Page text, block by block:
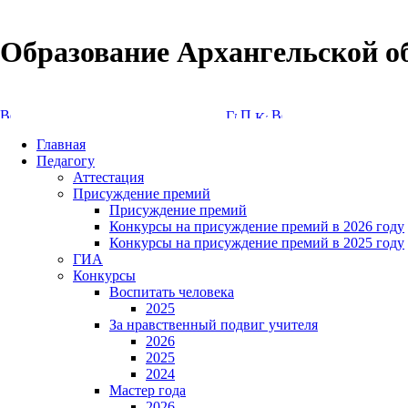
Образование Архангельской
Главная
Педагогу
Аттестация
Присуждение премий
Присуждение премий
Конкурсы на присуждение премий в 2026 году
Конкурсы на присуждение премий в 2025 году
ГИА
Конкурсы
Воспитать человека
2025
За нравственный подвиг учителя
2026
2025
2024
Мастер года